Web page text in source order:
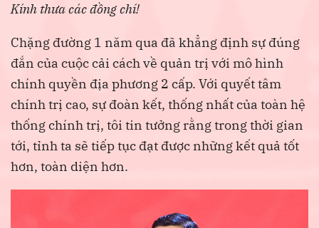
Kính thưa các đồng chí!
Chặng đường 1 năm qua đã khẳng định sự đúng
đắn của cuộc cải cách về quản trị với mô hình
chính quyền địa phương 2 cấp. Với quyết tâm
chính trị cao, sự đoàn kết, thống nhất của toàn hệ
thống chính trị, tôi tin tưởng rằng trong thời gian
tới, tỉnh ta sẽ tiếp tục đạt được những kết quả tốt
hơn, toàn diện hơn.